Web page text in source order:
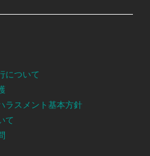
について
ラスメント基本方針
て